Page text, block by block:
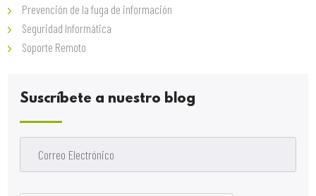
Prevención de la fuga de información
Seguridad Informática
Soporte Remoto
Suscríbete a nuestro blog